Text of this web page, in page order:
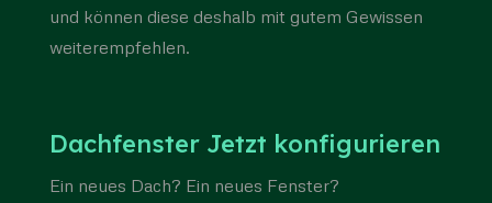
und können diese deshalb mit gutem Gewissen
weiterempfehlen.
Dachfenster Jetzt konfigurieren
Ein neues Dach? Ein neues Fenster?